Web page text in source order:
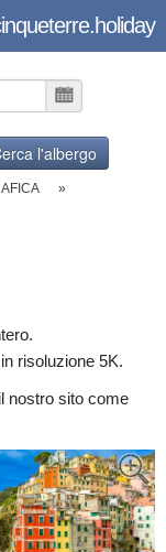
l'albergo
risoluzione 5K.
nostro sito come